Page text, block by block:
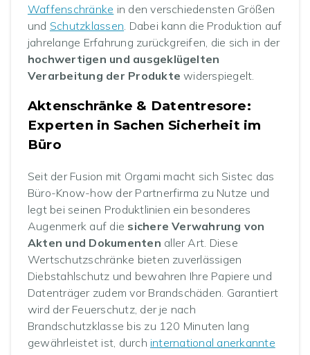
Waffenschränke in den verschiedensten Größen
und Schutzklassen . Dabei kann die Produktion auf
jahrelange Erfahrung zurückgreifen, die sich in der
hochwertigen und ausgeklügelten
Verarbeitung der Produkte widerspiegelt.
Aktenschränke & Datentresore:
Experten in Sachen Sicherheit im
Büro
Seit der Fusion mit Orgami macht sich Sistec das
Büro-Know-how der Partnerfirma zu Nutze und
legt bei seinen Produktlinien ein besonderes
Augenmerk auf die sichere Verwahrung von
Akten und Dokumenten aller Art. Diese
Wertschutzschränke bieten zuverlässigen
Diebstahlschutz und bewahren Ihre Papiere und
Datenträger zudem vor Brandschäden. Garantiert
wird der Feuerschutz, der je nach
Brandschutzklasse bis zu 120 Minuten lang
gewährleistet ist, durch international anerkannte